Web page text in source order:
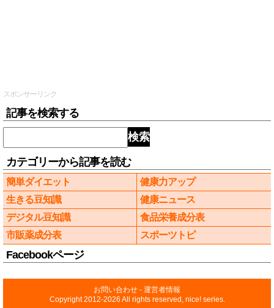
スポンサーリンク
記事を検索する
検索
カテゴリーから記事を読む
簡単ダイエット
健康力アップ
生きる豆知識
健康ニュース
デジタル豆知識
食品栄養成分表
市販薬成分表
スポーツトピ
Facebookページ
お問い合わせ - 運営者情報
Copyright 2012-2026 All rights reserved, nice! series.